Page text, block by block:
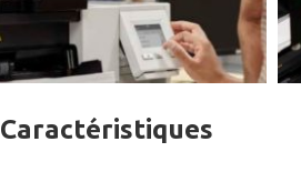
Caractéristiques